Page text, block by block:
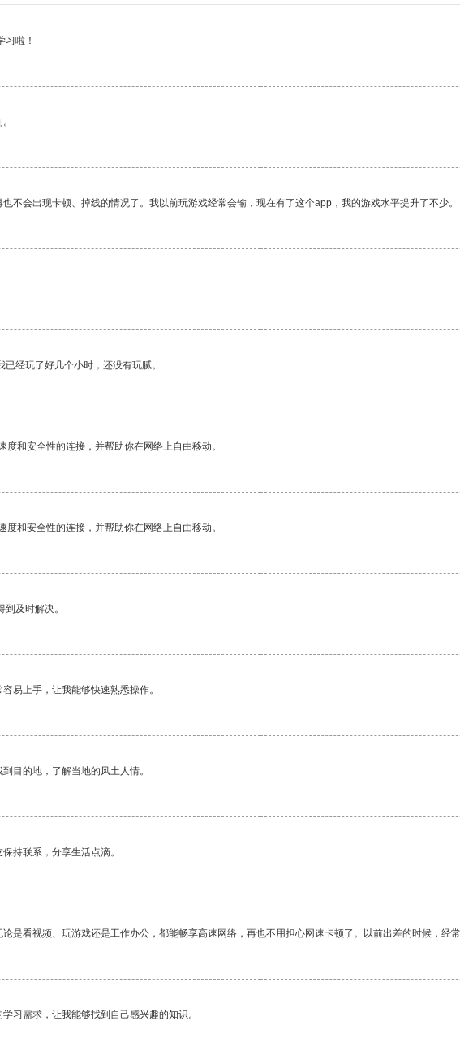
习啦！
不会出现卡顿、掉线的情况了。我以前玩游戏经常会输，现在有了这个app，我的游戏水平提升了不少。
经玩了好几个小时，还没有玩腻。
和安全性的连接，并帮助你在网络上自由移动。
和安全性的连接，并帮助你在网络上自由移动。
及时解决。
易上手，让我能够快速熟悉操作。
目的地，了解当地的风土人情。
持联系，分享生活点滴。
是看视频、玩游戏还是工作办公，都能畅享高速网络，再也不用担心网速卡顿了。以前出差的时候，经
习需求，让我能够找到自己感兴趣的知识。